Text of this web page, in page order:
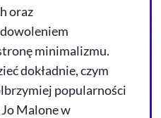
oraz
minimalizmu.
dokładnie, czym
popularności
Malone w